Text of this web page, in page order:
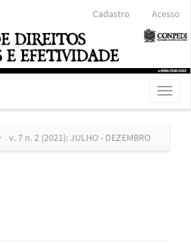
Cadastro Acesso
Toggle
v. 7 n. 2 (2021): JULHO - DEZEMBRO